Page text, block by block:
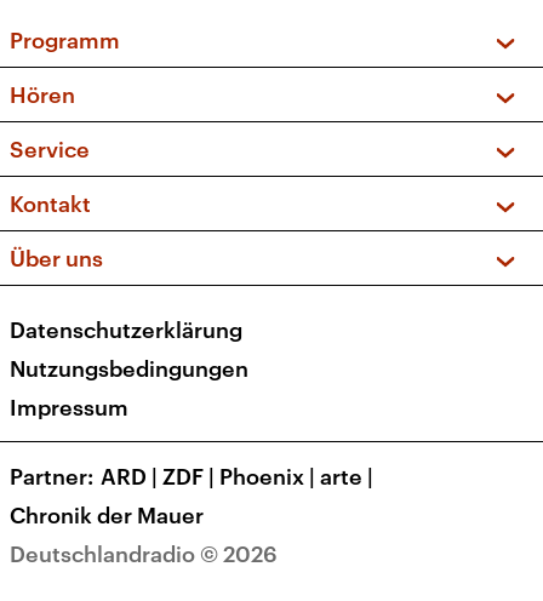
Programm
Sendungen und Podcasts
Musikliste
Kakadu – Das Kinderprogramm
Hören
Frequenzen (UKW + DAB+)
Service
FAQ
Apps
Newsletter
Kontakt
Social Media
Über uns
Presse
Karriere
Transparenz
Deutschlandradio © 2026
Datenschutzerklärung
Nutzungsbedingungen
Impressum
Partner ARD | ZDF | Phoenix | arte |
Chronik der Mauer